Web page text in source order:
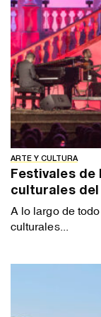
ARTE Y CULTURA
Festivales de
culturales del
A lo largo de
culturales...